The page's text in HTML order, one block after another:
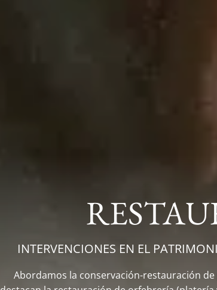
INTERVENCIONES EN EL
Abordamos la conservación-restauración